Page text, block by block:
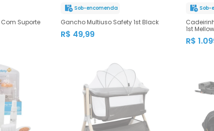
Com Suporte
Sob-encomenda
Gancho Multiuso Safety 1st Black
R$ 49,99
Sob-
1st
R$